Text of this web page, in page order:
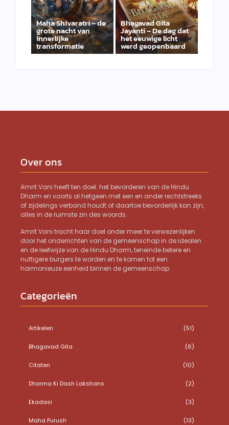
Maha Shivaratri – de
grote nacht van
innerlijke
transformatie
Bhagavad Gita
Jayanti – De dag dat
het eeuwige licht
werd geopenbaard
Over ons
Amrit Vani heeft ten doel: het bevorderen van de Hindu
Dharm en voorts al hetgeen met een en ander rechtstreeks
of zijdelings verband houdt of daartoe bevorderlijk kan zijn,
alles in de ruimste zin des woords.
Amrit Vani tracht haar doel onder meer te verwezenlijken
door het onderrichten van de gemeenschap in de idealen
en de leefwijze van de Hindu Dharm, teneinde betere en
nuttigere burgers te worden en te komen tot een
harmonieuze eenheid binnen de gemeenschap.
Categorieën
Artikelen (51)
Bhagavad Gita (6)
Citaten (10)
Dharma Ki Dash Lakshans (2)
Ekadasi (3)
Maha Purush (13)